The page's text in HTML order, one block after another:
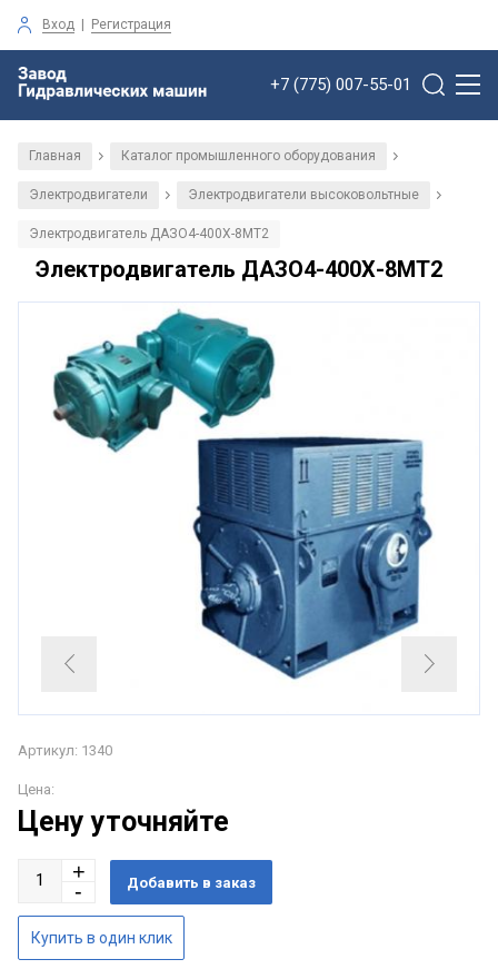
Вход | Регистрация
+7 (775) 007-55-01
Главная / Каталог промышленного оборудования /
Электродвигатели / Электродвигатели высоковольтные /
Электродвигатель ДАЗО4-400Х-8МТ2
Электродвигатель ДАЗО4-400Х-8МТ2
Артикул: 1340
Цена:
Цену уточняйте